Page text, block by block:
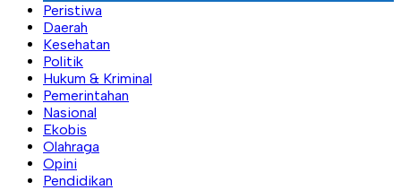
Peristiwa
Daerah
Kesehatan
Politik
Hukum & Kriminal
Pemerintahan
Nasional
Ekobis
Olahraga
Opini
Pendidikan